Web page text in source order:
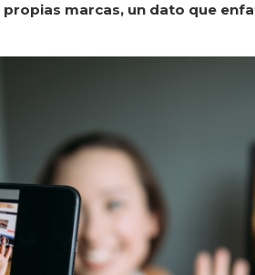
marcas, un dato que